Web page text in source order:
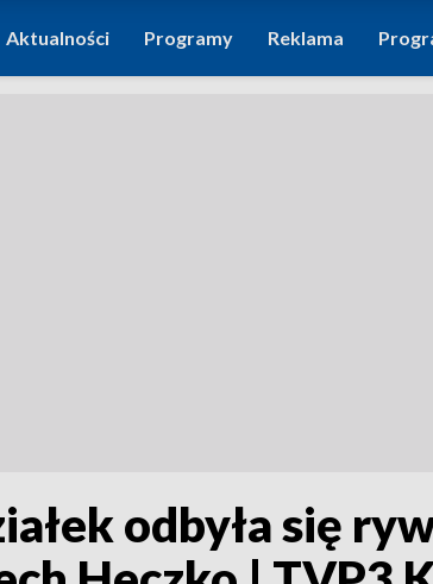
Aktualności Programy Reklama
odbyła się